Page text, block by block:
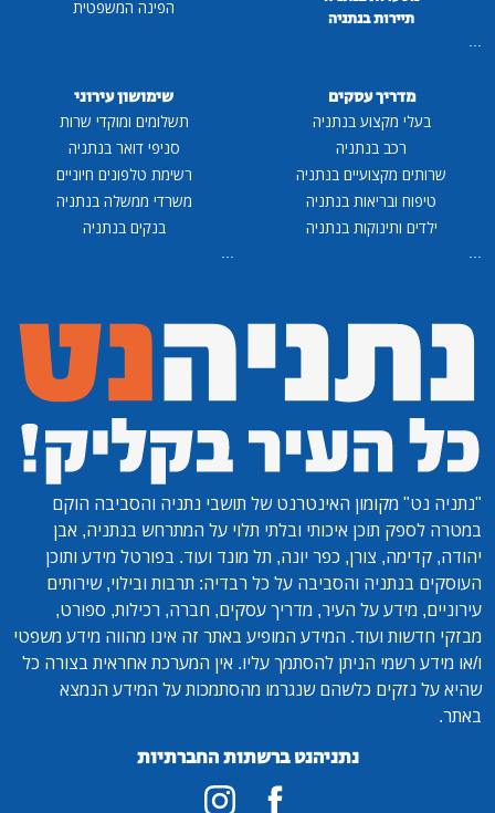
תיירות בנתניה
...
הפינה המשפטית
מדריך עסקים
בעלי מקצוע בנתניה
רכב בנתניה
שרותים מקצועיים בנתניה
טיפוח ובריאות בנתניה
ילדים ותינוקות בנתניה
...
שימושון עירוני
תשלומים ומוקדי שרות
סניפי דואר בנתניה
רשימת טלפונים חיוניים
משרדי ממשלה בנתניה
בנקים בנתניה
...
"נתניה נט" מקומון האינטרנט של תושבי נתניה והסביבה הוקם
במטרה לספק תוכן איכותי ובלתי תלוי על המתרחש בנתניה, אבן
יהודה, קדימה, צורן, כפר יונה, תל מונד ועוד. בפורטל מידע ותוכן
העוסקים בנתניה והסביבה על כל רבדיה: תרבות ובילוי, שירותים
עירוניים, מידע על העיר, מדריך עסקים, חברה, רכילות, ספורט,
מבזקי חדשות ועוד. המידע המופיע באתר זה אינו מהווה מידע משפטי
ו/או מידע רשמי הניתן להסתמך עליו. אין המערכת אחראית בצורה כל
שהיא על נזקים כלשהם שנגרמו מהסתמכות על המידע הנמצא
באתר.
נתניהנט ברשתות החברתיות